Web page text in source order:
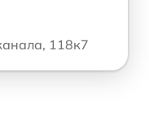
118к7